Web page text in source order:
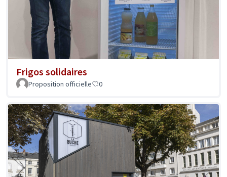
Frigos solidaires
Proposition officielle 0